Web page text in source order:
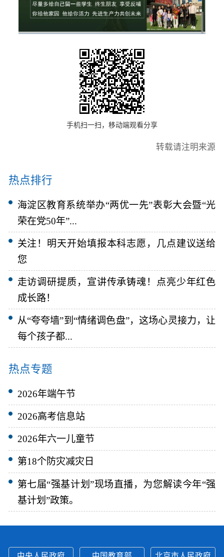
手机扫一扫，移动端观看分享
转载请注明来源
热点排行
海淀区教育系统举办“两优一先”表彰大会暨“光
荣在党50年”...
关注！明天开始填报本科志愿，几点建议送给
您
走访调研提质，宣讲传承铸魂！点亮少年红色
成长路！
从“夸夸墙”到“情绪调色盘”，这场心灵接力，让
每个孩子都...
热点专题
2026年端午节
2026高考信息站
2026年六一儿童节
第18个防灾减灾日
第七届“强基计划”现场直播，为您解读今年“强
基计划”政策。